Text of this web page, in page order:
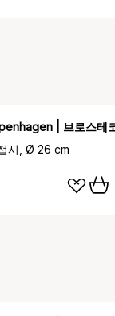
| 브로스테
시, Ø 26 cm